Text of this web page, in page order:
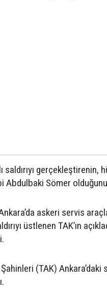
saldırıyı
Abdulbaki Sömer
askeri servis
üstlenen TAK’ın
(TAK) Ankara’daki